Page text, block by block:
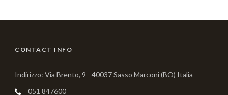
CONTACT INFO
Indirizzo: Via Brento, 9 - 40037 Sasso Marconi (BO) Italia
051 847600